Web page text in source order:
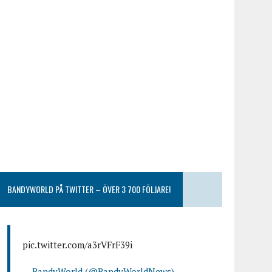
BANDYWORLD PÅ TWITTER – ÖVER 3 700 FÖLJARE!
pic.twitter.com/a3rVFrF39i